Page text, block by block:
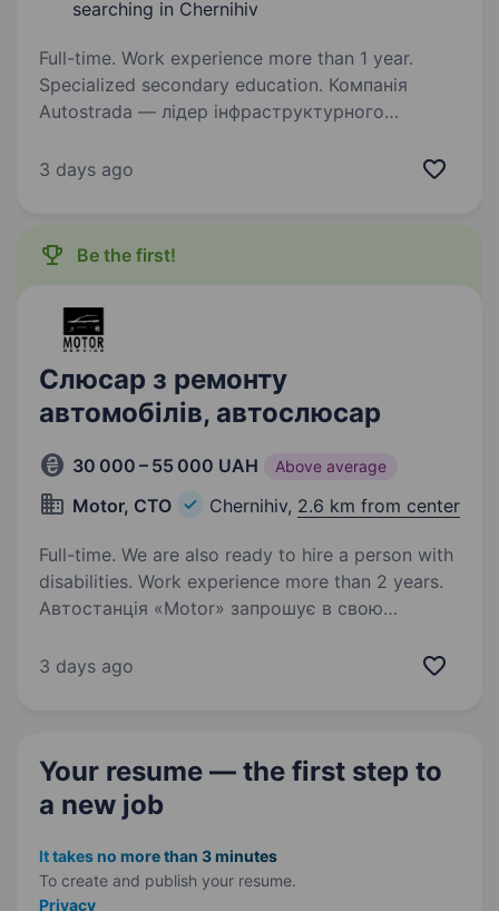
searching in Chernihiv
Full-time. Work experience more than 1 year.
Specialized secondary education. Компанія
Autostrada — лідер інфраструктурного
працюють на найкращому обладнанні світових
3 days ago
Be the first!
Слюсар з ремонту
автомобілів, автослюсар
30 000 – 55 000 UAH Above average
Motor, СTO Chernihiv, 2.6 km from center
Full-time. We are also ready to hire a person with
disabilities. Work experience more than 2 years.
Автостанція «Мotor» запрошує в свою
У зв’язку з відкриттям додаткового цеху
3 days ago
Your resume — the first step to
a new job
It takes no more than 3 minutes
To create and publish your resume.
Privacy